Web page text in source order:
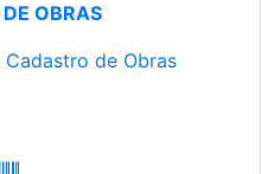
OBRAS
de Obras